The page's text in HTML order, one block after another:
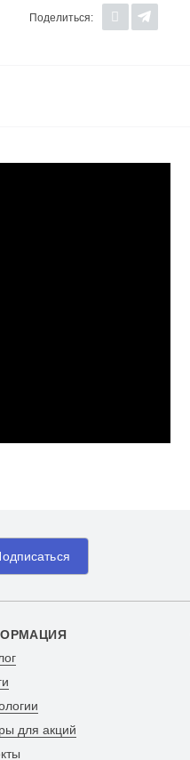
Поделиться:
для акций